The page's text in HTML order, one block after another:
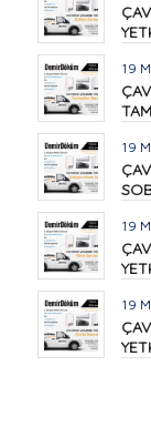
19
19
19
19